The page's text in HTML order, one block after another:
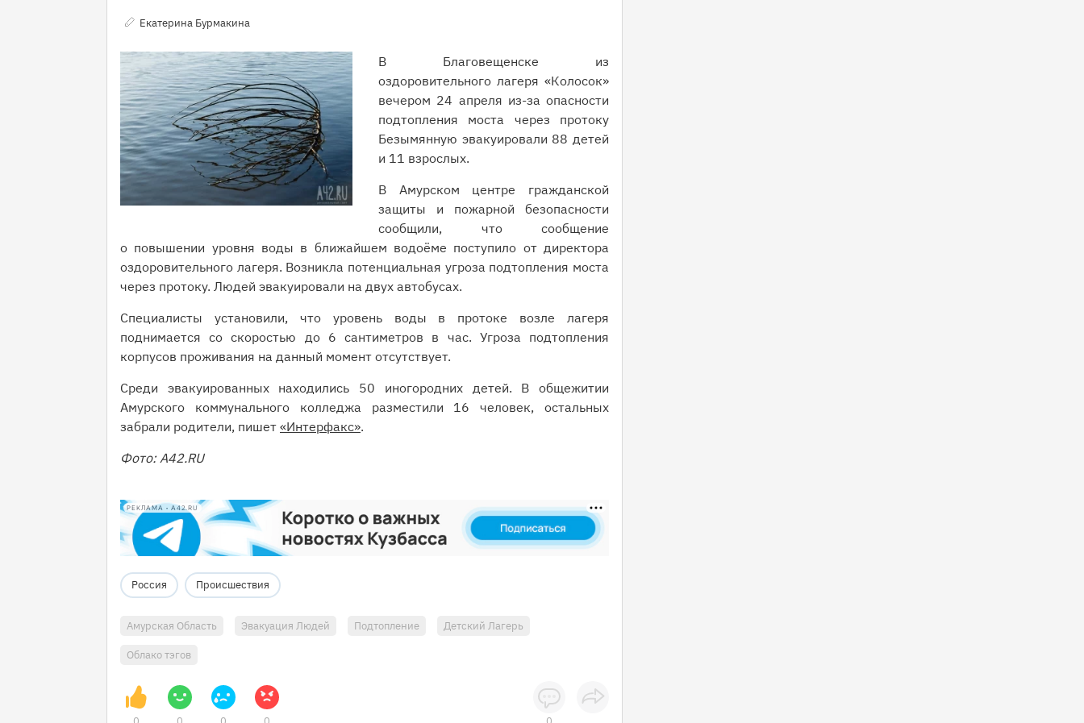
Екатерина Бурмакина
В Благовещенске из
оздоровительного лагеря «Колосок»
вечером 24 апреля из-за опасности
подтопления моста через протоку
Безымянную эвакуировали 88 детей
и 11 взрослых.
В Амурском центре гражданской
защиты и пожарной безопасности
сообщили, что сообщение
о повышении уровня воды в ближайшем водоёме поступило от директора
оздоровительного лагеря. Возникла потенциальная угроза подтопления моста
через протоку. Людей эвакуировали на двух автобусах.
Специалисты установили, что уровень воды в протоке возле лагеря
поднимается со скоростью до 6 сантиметров в час. Угроза подтопления
корпусов проживания на данный момент отсутствует.
Среди эвакуированных находились 50 иногородних детей. В общежитии
Амурского коммунального колледжа разместили 16 человек, остальных
забрали родители, пишет «Интерфакс».
Фото: А42.RU
РЕКЛАМА • A42.RU
Россия Происшествия
Амурская Область Эвакуация Людей Подтопление Детский Лагерь
Облако тэгов